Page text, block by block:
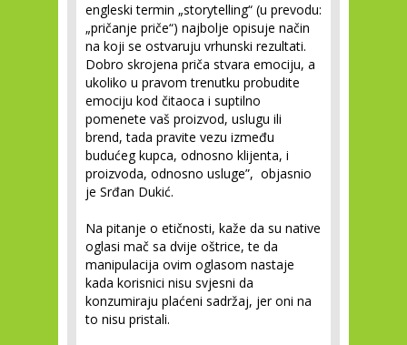
engleski termin „storytelling“ (u prevodu:
„pričanje priče“) najbolje opisuje način
na koji se ostvaruju vrhunski rezultati.
Dobro skrojena priča stvara emociju, a
ukoliko u pravom trenutku probudite
emociju kod čitaoca i suptilno
pomenete vaš proizvod, uslugu ili
brend, tada pravite vezu između
budućeg kupca, odnosno klijenta, i
proizvoda, odnosno usluge”, objasnio
je Srđan Dukić.
Na pitanje o etičnosti, kaže da su native
oglasi mač sa dvije oštrice, te da
manipulacija ovim oglasom nastaje
kada korisnici nisu svjesni da
konzumiraju plaćeni sadržaj, jer oni na
to nisu pristali.